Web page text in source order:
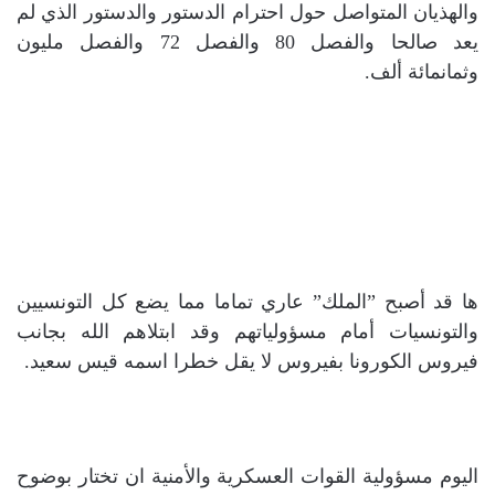
والهذيان المتواصل حول احترام الدستور والدستور الذي لم
يعد صالحا والفصل 80 والفصل 72 والفصل مليون
وثمانمائة ألف.
ها قد أصبح ”الملك” عاري تماما مما يضع كل التونسيين
والتونسيات أمام مسؤولياتهم وقد ابتلاهم الله بجانب
فيروس الكورونا بفيروس لا يقل خطرا اسمه قيس سعيد.
اليوم مسؤولية القوات العسكرية والأمنية ان تختار بوضوح